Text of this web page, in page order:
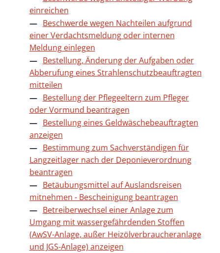
einreichen
Beschwerde wegen Nachteilen aufgrund
einer Verdachtsmeldung oder internen
Meldung einlegen
Bestellung, Änderung der Aufgaben oder
Abberufung eines Strahlenschutzbeauftragten
mitteilen
Bestellung der Pflegeeltern zum Pfleger
oder Vormund beantragen
Bestellung eines Geldwäschebeauftragten
anzeigen
Bestimmung zum Sachverständigen für
Langzeitlager nach der Deponieverordnung
beantragen
Betäubungsmittel auf Auslandsreisen
mitnehmen - Bescheinigung beantragen
Betreiberwechsel einer Anlage zum
Umgang mit wassergefährdenden Stoffen
(AwSV-Anlage, außer Heizölverbraucheranlage
und JGS-Anlage) anzeigen